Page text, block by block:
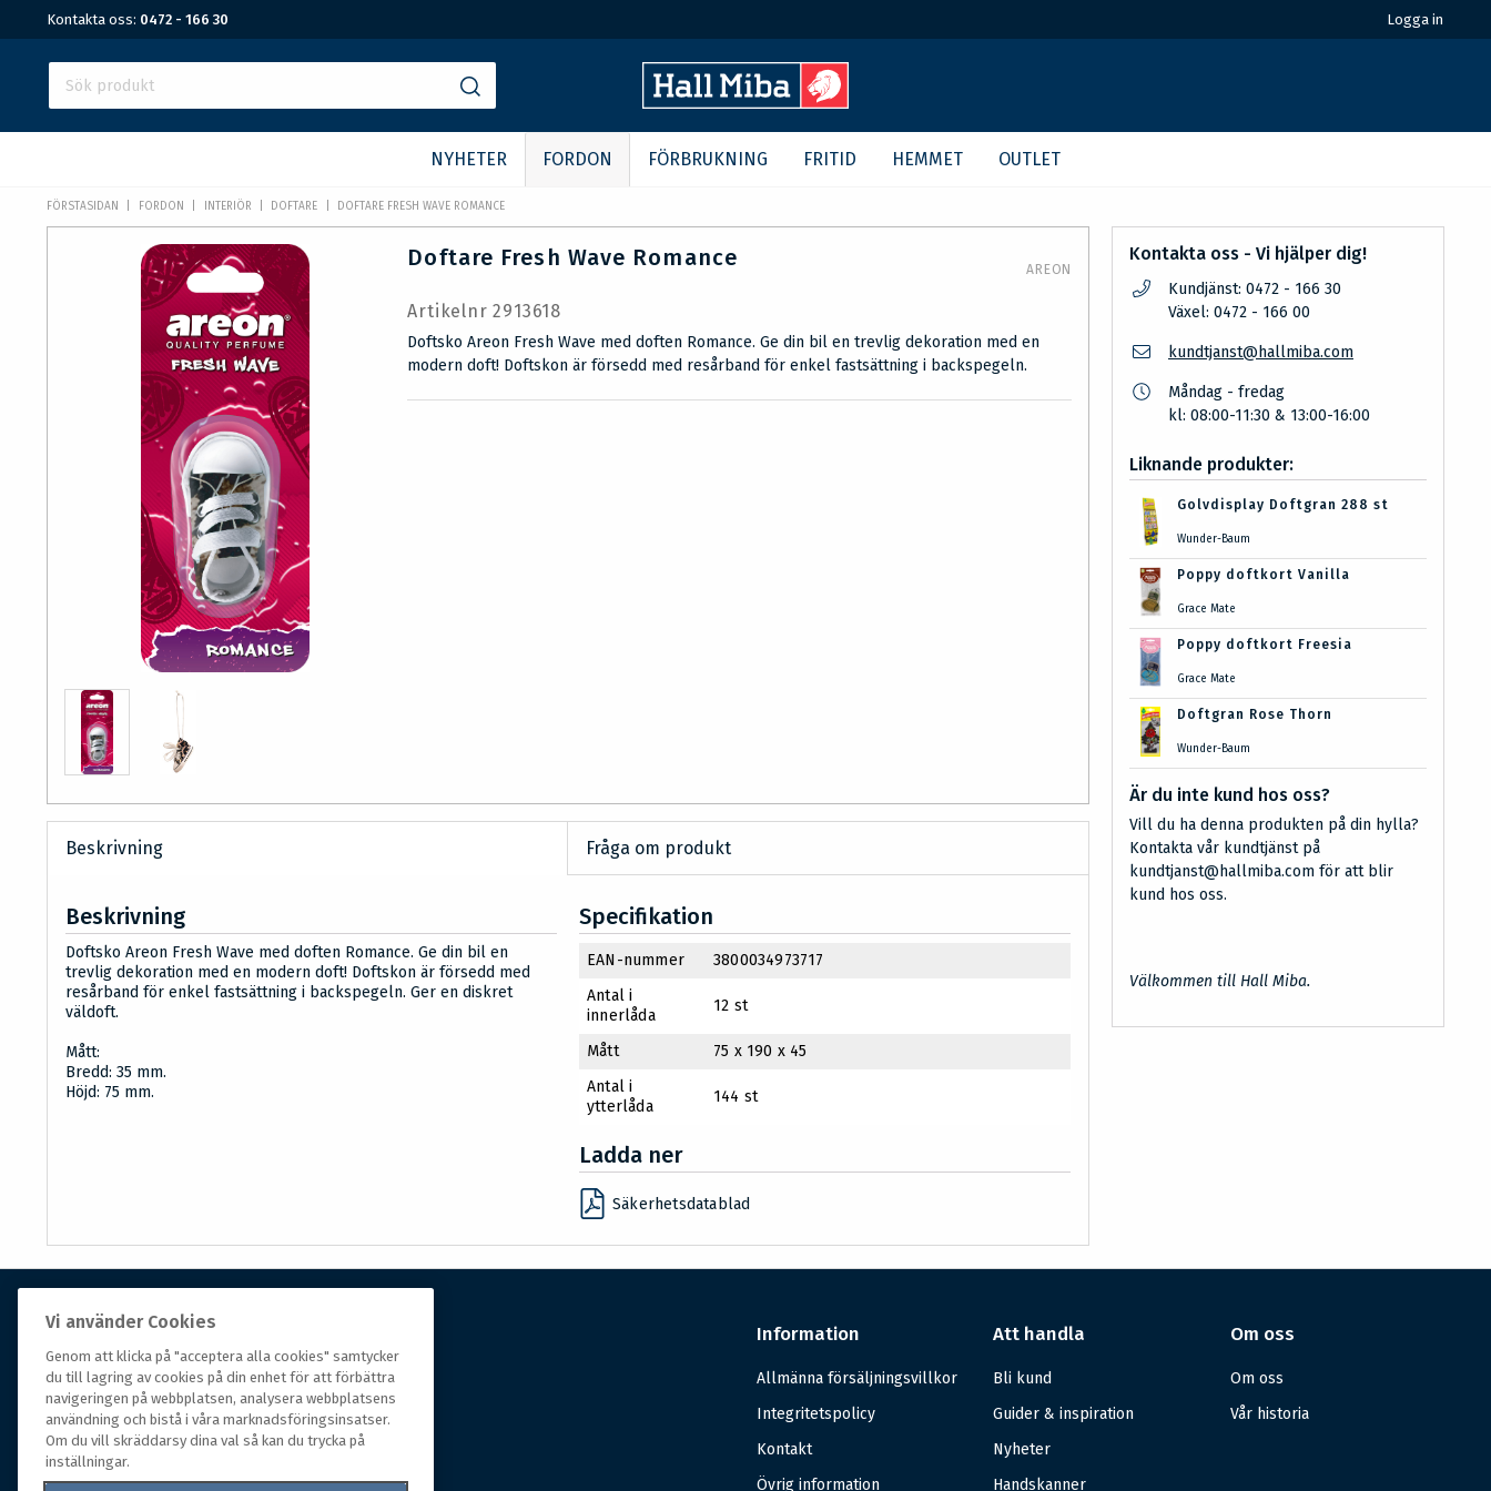
Kontakta oss: 0472 - 166 30 Logga in
NYHETER FORDON FÖRBRUKNING FRITID HEMMET OUTLET
FÖRSTASIDAN FORDON INTERIÖR DOFTARE DOFTARE FRESH WAVE ROMANCE
Doftare Fresh Wave Romance AREON
Artikelnr 2913618
Doftsko Areon Fresh Wave med doften Romance. Ge din bil en trevlig dekoration med en
modern doft! Doftskon är försedd med resårband för enkel fastsättning i backspegeln.
Beskrivning Fråga om produkt
Beskrivning
Doftsko Areon Fresh Wave med doften Romance. Ge din bil en
trevlig dekoration med en modern doft! Doftskon är försedd med
resårband för enkel fastsättning i backspegeln. Ger en diskret
väldoft.
Mått:
Bredd: 35 mm.
Höjd: 75 mm.
Specifikation
EAN-nummer
3800034973717
Antal i
innerlåda
12 st
Mått
75 x 190 x 45
Antal i
ytterlåda
144 st
Ladda ner
Säkerhetsdatablad
Kontakta oss - Vi hjälper dig!
Kundjänst: 0472 - 166 30
Växel: 0472 - 166 00
kundtjanst@hallmiba.com
Måndag - fredag
kl: 08:00-11:30 & 13:00-16:00
Liknande produkter:
Golvdisplay Doftgran 288 st
Wunder-Baum
Poppy doftkort Vanilla
Grace Mate
Poppy doftkort Freesia
Grace Mate
Doftgran Rose Thorn
Wunder-Baum
Är du inte kund hos oss?
Vill du ha denna produkten på din hylla?
Kontakta vår kundtjänst på
kundtjanst@hallmiba.com för att blir
kund hos oss.
Välkommen till Hall Miba.
Om Hall Miba
Hall Miba är grossisten som funnits på marknaden i
över 150 år. Från huvudkontoret i småländska Växjö
styrs hela organisationen, som erbjuder prisvärda
produkter till kunder i rörelse.
Information
Allmänna försäljningsvillkor
Integritetspolicy
Kontakt
Övrig information
Att handla
Bli kund
Guider & inspiration
Nyheter
Handskanner
Om oss
Om oss
Vår historia
Vi använder Cookies
Genom att klicka på "acceptera alla cookies" samtycker
du till lagring av cookies på din enhet för att förbättra
navigeringen på webbplatsen, analysera webbplatsens
användning och bistå i våra marknadsföringsinsatser.
Om du vill skräddarsy dina val så kan du trycka på
inställningar.